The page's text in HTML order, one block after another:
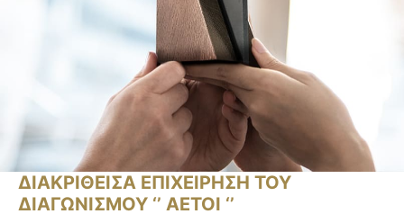
ΔΙΑΚΡΙΘΕΙΣΑ ΕΠΙΧΕΙΡΗΣΗ ΤΟΥ
ΔΙΑΓΩΝΙΣΜΟΥ ‘’ ΑΕΤΟΙ ‘’